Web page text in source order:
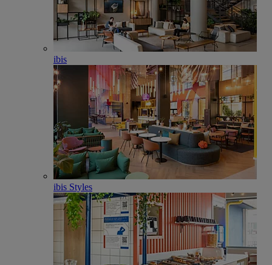
ibis
ibis Styles